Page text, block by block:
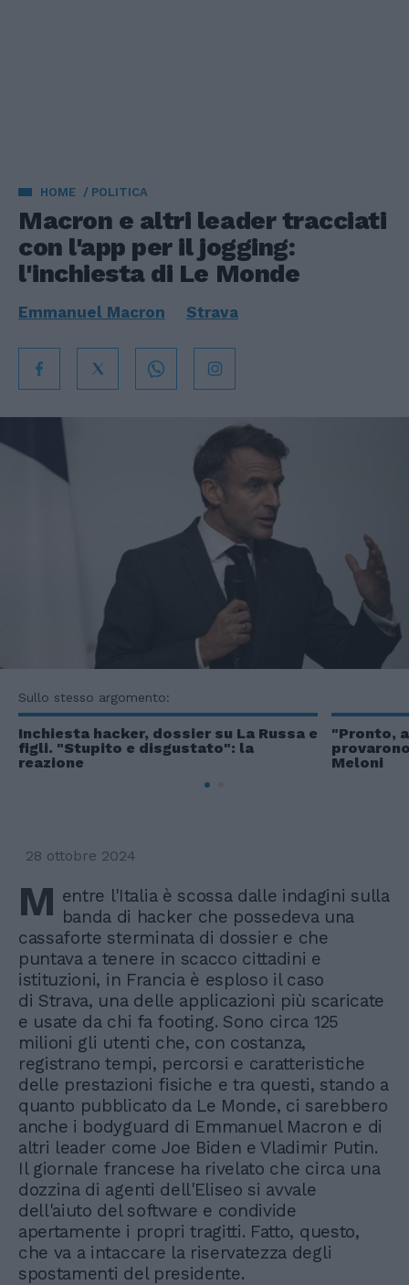
HOME POLITICA
Macron e altri leader tracciati
con l'app per il jogging:
l'inchiesta di Le Monde
Emmanuel Macron Strava
Sullo stesso argomento:
Inchiesta hacker, dossier su La Russa e
figli. "Stupito e disgustato": la
reazione
"Pronto,
Meloni
28 ottobre 2024
M entre l'Italia è scossa dalle indagini sulla
banda di hacker che possedeva una
cassaforte sterminata di dossier e che
puntava a tenere in scacco cittadini e
istituzioni, in Francia è esploso il caso
di Strava, una delle applicazioni più scaricate
e usate da chi fa footing. Sono circa 125
milioni gli utenti che, con costanza,
registrano tempi, percorsi e caratteristiche
delle prestazioni fisiche e tra questi, stando a
quanto pubblicato da Le Monde, ci sarebbero
anche i bodyguard di Emmanuel Macron e di
altri leader come Joe Biden e Vladimir Putin.
Il giornale francese ha rivelato che circa una
dozzina di agenti dell'Eliseo si avvale
dell'aiuto del software e condivide
apertamente i propri tragitti. Fatto, questo,
che va a intaccare la riservatezza degli
spostamenti del presidente.